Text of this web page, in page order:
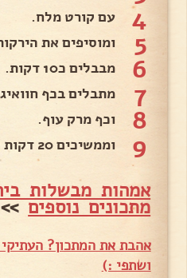
4 עם קורט מלח.
5 ומוסיפים את
6 מבבלים כ10 דקות.
7 מתבלים בכף
8 וכף מרק עוף.
9 וממשיכים 20 דקות נוספות.
אמהות מבשלות
מתכונים נוספים
אהבת את המתכון?
ושתפי :)